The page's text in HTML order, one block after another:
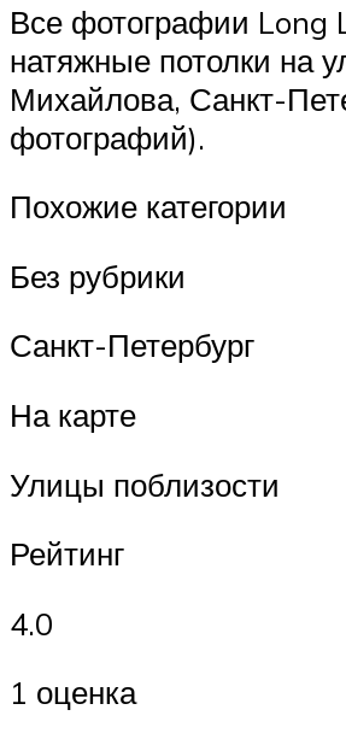
Все фотографии Long
натяжные потолки на
Михайлова, Санкт-
фотографий).
Похожие категории
Без рубрики
Санкт-Петербург
На карте
Улицы поблизости
Рейтинг
4.0
1 оценка